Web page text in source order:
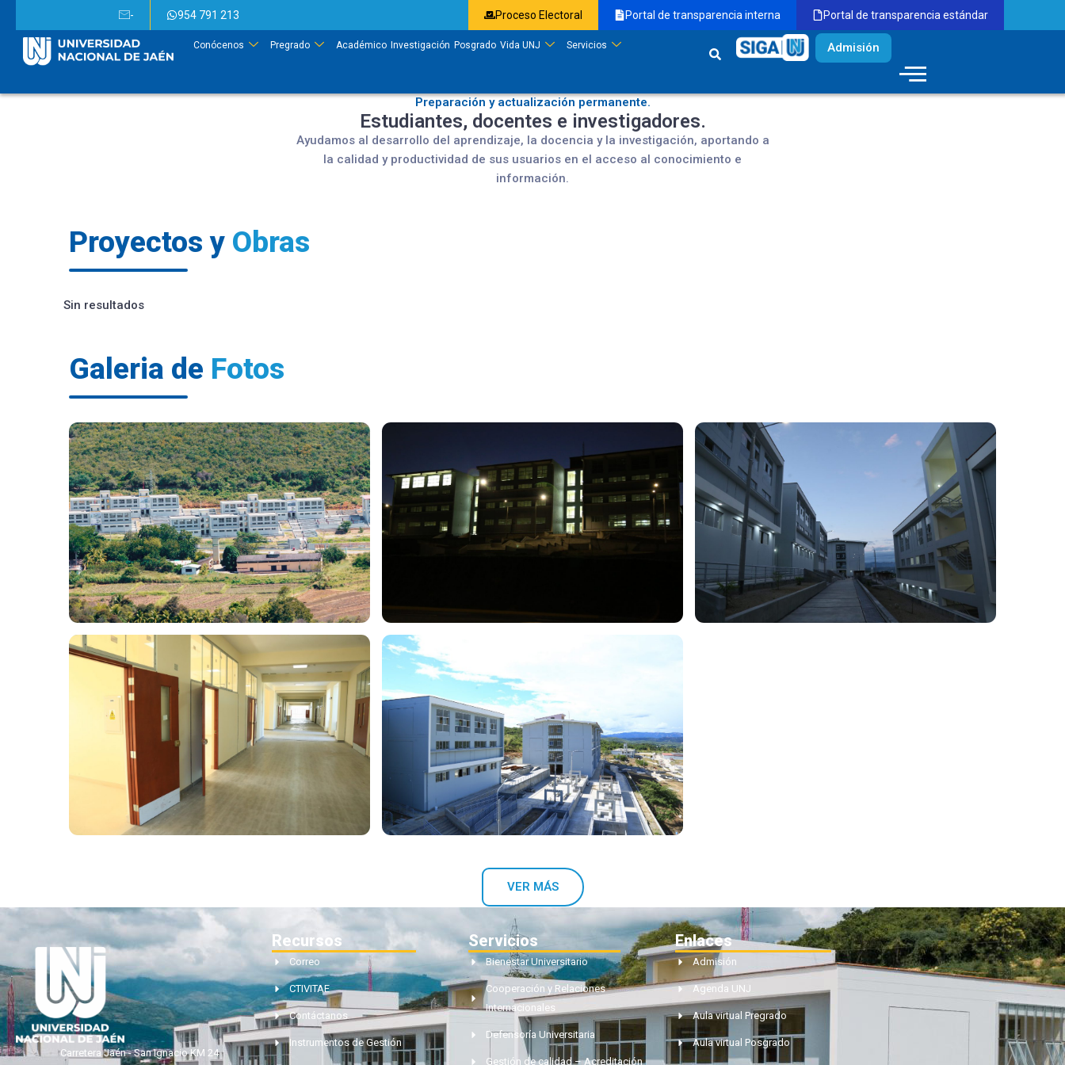
- 954 791 213 Proceso Electoral Portal de transparencia interna Portal de transparencia estándar
Conócenos Pregrado Académico Investigación Posgrado Vida UNJ Servicios Admisión
Preparación y actualización permanente.
Estudiantes, docentes e investigadores.
Ayudamos al desarrollo del aprendizaje, la docencia y la investigación, aportando a
la calidad y productividad de sus usuarios en el acceso al conocimiento e
información.
Proyectos y Obras
Sin resultados
Galeria de Fotos
VER MÁS
Carretera Jaén - San Ignacio KM 24
Recursos
Correo
CTIVITAE
Contáctanos
Instrumentos de Gestión
Servicios
Bienestar Universitario
Cooperación y Relaciones
Internacionales
Defensoría Universitaria
Gestión de calidad – Acreditación
Enlaces
Admisión
Agenda UNJ
Aula virtual Pregrado
Aula virtual Posgrado